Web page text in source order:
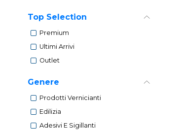
Top Selection
Premium
Ultimi Arrivi
Outlet
Genere
Prodotti Vernicianti
Edilizia
Adesivi E Sigillanti